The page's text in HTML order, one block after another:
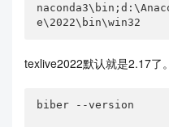
e\2022\bin\win32
texlive2022默认就是2.17了。
biber --version